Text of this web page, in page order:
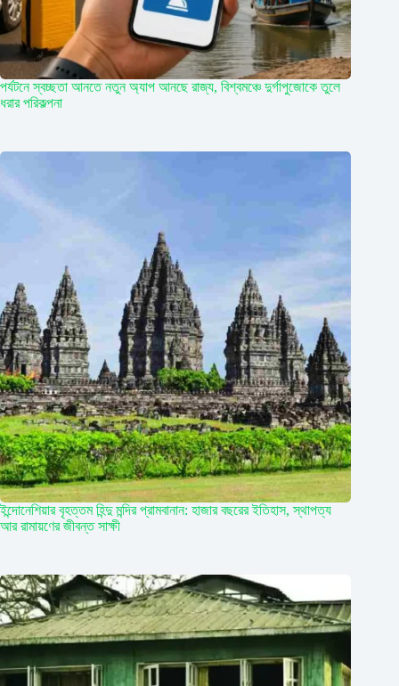
পর্যটনে স্বচ্ছতা আনতে নতুন অ্যাপ আনছে রাজ্য, বিশ্বমঞ্চে দুর্গাপুজোকে তুলে
ধরার পরিকল্পনা
ইন্দোনেশিয়ার বৃহত্তম হিন্দু মন্দির প্রামবানান: হাজার বছরের ইতিহাস, স্থাপত্য
আর রামায়ণের জীবন্ত সাক্ষী